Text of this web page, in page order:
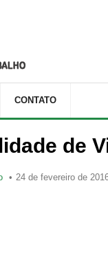
CONTATO
de
24 de fevereiro de